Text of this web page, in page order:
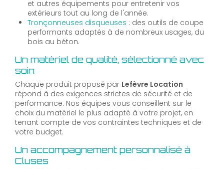
et autres équipements pour entretenir vos
extérieurs tout au long de l'année.
Tronçonneuses disqueuses : des outils de coupe
performants adaptés à de nombreux usages, du
bois au béton.
Un matériel de qualité, sélectionné avec
soin
Chaque produit proposé par Lefèvre Location
répond à des exigences strictes de sécurité et de
performance. Nos équipes vous conseillent sur le
choix du matériel le plus adapté à votre projet, en
tenant compte de vos contraintes techniques et de
votre budget.
Un accompagnement personnalisé à
Cluses